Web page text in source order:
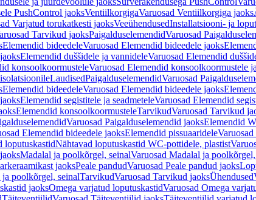
PushControl jaoksVentiilkorgigaVaruosad Ventiilkorgiga jaoks
Varjatud torukatkesti jaoksVeeühendusedInstallatsiooni- ja
Tarvikud jaoksPaigalduselemendidVaruosad
Elemendid bideedeleVaruosad Elemendid bideedele jaoks
Elemendid duššidele ja vannideleVaruosad Elemendid
konsoolkoormusteleVaruosad Elemendid konsoolkoormustele
LaudisedPaigalduselemendidVaruosad
Elemendid bideedeleVaruosad Elemendid bideedele jaoks
Elemendid segistitele ja seadmeteleVaruosad Elemendid
Elemendid konsoolkoormusteleTarvikudVaruosad Tarvikud
Varuosad Paigalduselemendid jaoksElemendid
Elemendid bideedele jaoksElemendid pissuaaridele
loputuskastidNähtavad loputuskastid WC-pottidele, plastist
Madalal ja poolkõrgel, seinalVaruosad Madalal ja
jaoksPeale pandudVaruosad Peale pandud jaoks
poolkõrgel, seinalTarvikudVaruosad Tarvikud jaoksÜhendused
jaoksOmega varjatud loputuskastidVaruosad Omega